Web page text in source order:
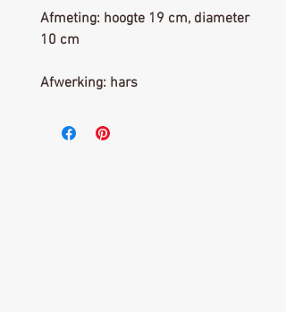
Afmeting: hoogte 19 cm, diameter
10 cm
Afwerking: hars